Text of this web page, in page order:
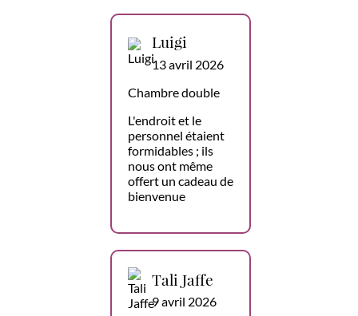
Luigi
13 avril 2026
Chambre double
L'endroit et le
personnel étaient
formidables ; ils
nous ont même
offert un cadeau de
bienvenue
Tali Jaffe
9 avril 2026